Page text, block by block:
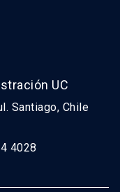
UC
Santiago, Chile
4028